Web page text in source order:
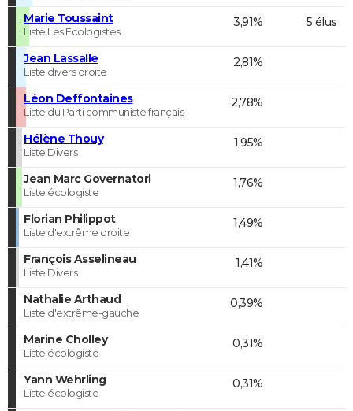
Marie Toussaint
Liste Les Ecologistes
3,91% 5 élus
Jean Lassalle
Liste divers droite
2,81%
Léon Deffontaines
Liste du Parti communiste français
2,78%
Hélène Thouy
Liste Divers
1,95%
Jean Marc Governatori
Liste écologiste
1,76%
Florian Philippot
Liste d'extrême droite
1,49%
François Asselineau
Liste Divers
1,41%
Nathalie Arthaud
Liste d'extrême-gauche
0,39%
Marine Cholley
Liste écologiste
0,31%
Yann Wehrling
Liste écologiste
0,31%